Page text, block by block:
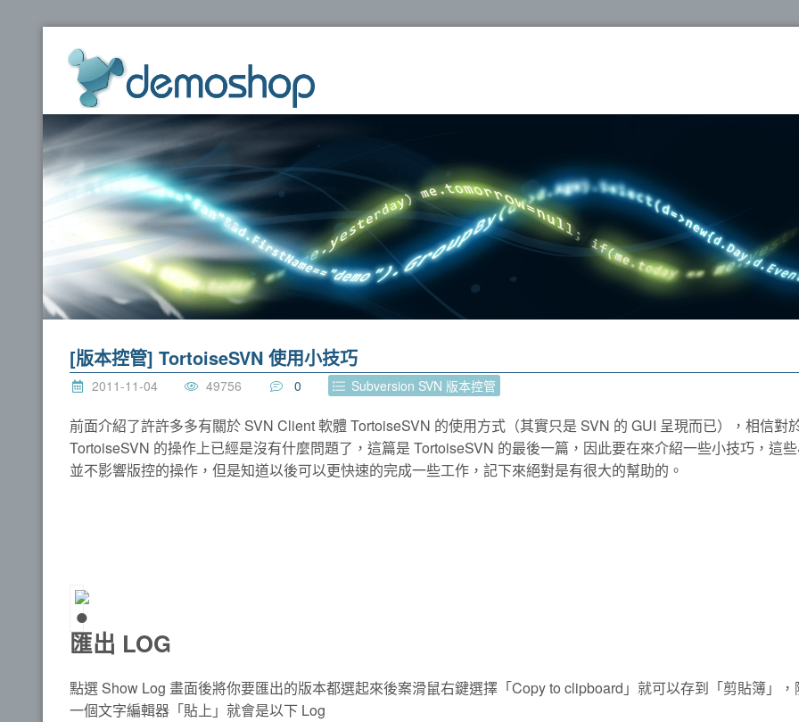
[版本控管] TortoiseSVN 使用小技巧
2011-11-04 49756 0 Subversion SVN 版本控管
前面介紹了許許多多有關於 SVN Client 軟體 TortoiseSVN 的使用方式（其實只是 SVN 的 GUI 呈現而已），相信對
TortoiseSVN 的操作上已經是沒有什麼問題了，這篇是 TortoiseSVN 的最後一篇，因此要在來介紹一些小技巧，這
並不影響版控的操作，但是知道以後可以更快速的完成一些工作，記下來絕對是有很大的幫助的。
匯出 LOG
點選 Show Log 畫面後將你要匯出的版本都選起來後案滑鼠右鍵選擇「Copy to clipboard」就可以存到「剪貼簿」，
一個文字編輯器「貼上」就會是以下 Log